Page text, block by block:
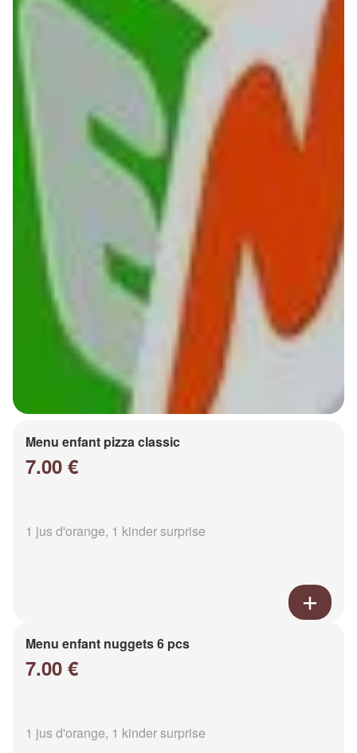
Menu enfant pizza classic
7.00 €
1 jus d'orange, 1 kinder surprise
Menu enfant nuggets 6 pcs
7.00 €
1 jus d'orange, 1 kinder surprise